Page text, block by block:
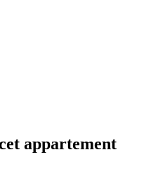
appartement